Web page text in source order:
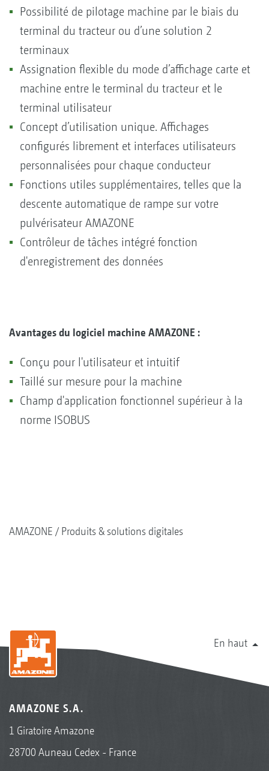
Possibilité de pilotage machine par le biais du
terminal du tracteur ou d’une solution 2
terminaux
Assignation flexible du mode d’affichage carte et
machine entre le terminal du tracteur et le
terminal utilisateur
Concept d’utilisation unique. Affichages
configurés librement et interfaces utilisateurs
personnalisées pour chaque conducteur
Fonctions utiles supplémentaires, telles que la
descente automatique de rampe sur votre
pulvérisateur AMAZONE
Contrôleur de tâches intégré fonction
d'enregistrement des données
Avantages du logiciel machine AMAZONE :
Conçu pour l'utilisateur et intuitif
Taillé sur mesure pour la machine
Champ d'application fonctionnel supérieur à la
norme ISOBUS
AMAZONE Produits & solutions digitales
En haut
AMAZONE S.A.
1 Giratoire Amazone
28700 Auneau Cedex - France